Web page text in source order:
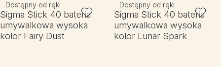
Dostępny od ręki
Sigma Stick 40 bateria
umywalkowa wysoka
kolor Fairy Dust
Dostępny od ręki
Sigma Stick 40 bateria
umywalkowa wysoka
kolor Lunar Spark